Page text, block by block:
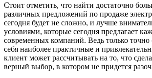
Стоит отметить, что найти достаточно
различных предложений по продаже
сегодня будет не сложно, и лучше
условиями, которые сегодня предлагает
современных компаний. Ведь только точно
себя наиболее практичные и
клиент может рассчитывать на то, что
верный выбор, в котором не придется